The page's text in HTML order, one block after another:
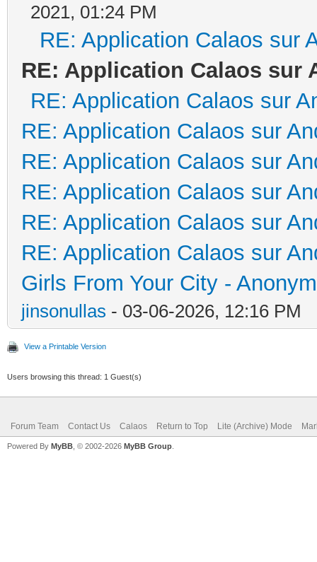
2021, 01:24 PM
RE: Application Calaos sur
RE: Application Calaos sur
RE: Application Calaos sur
RE: Application Calaos sur
RE: Application Calaos sur
RE: Application Calaos sur
RE: Application Calaos sur
RE: Application Calaos sur
Girls From Your City -
jinsonullas - 03-06-2026, 12:16 PM
View a Printable Version
Users browsing this thread: 1 Guest(s)
Forum Team Contact Us Calaos Return to Top Lite (Archive) Mode
Powered By MyBB , © 2002-2026 MyBB Group